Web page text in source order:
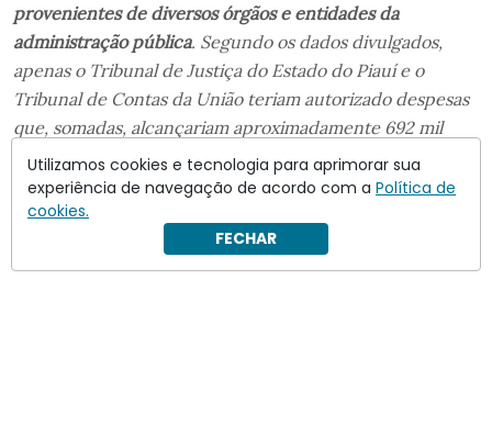
provenientes de diversos órgãos e entidades da
administração pública. Segundo os dados divulgados,
apenas o Tribunal de Justiça do Estado do Piauí e o
Tribunal de Contas da União teriam autorizado despesas
que, somadas, alcançariam aproximadamente 692 mil
reais em diárias, sem considerar passagens aéreas e
demais custos correlatos”.
Utilizamos cookies e tecnologia para aprimorar sua
experiência de navegação de acordo com a Política de
cookies.
FECHAR